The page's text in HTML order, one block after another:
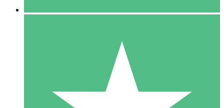
10 Descargas
20 00